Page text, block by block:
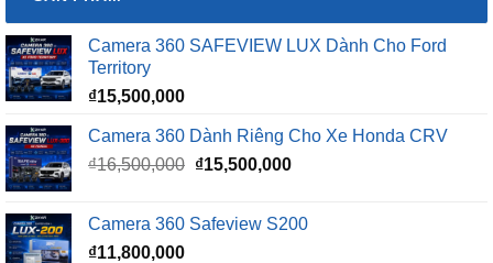
Camera 360 SAFEVIEW LUX Dành Cho Ford
Territory
₫15,500,000
Camera 360 Dành Riêng Cho Xe Honda CRV
₫16,500,000 Giá
₫16,500,000.
₫15,500,000Giá
là:
Camera 360 Safeview S200
₫11,800,000